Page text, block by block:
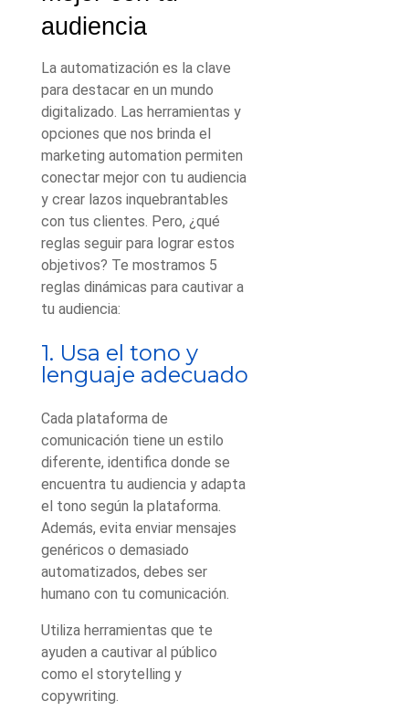
audiencia
La automatización es la clave
para destacar en un mundo
digitalizado. Las herramientas y
opciones que nos brinda el
marketing automation permiten
conectar mejor con tu audiencia
y crear lazos inquebrantables
con tus clientes. Pero, ¿qué
reglas seguir para lograr estos
objetivos? Te mostramos 5
reglas dinámicas para cautivar a
tu audiencia:
1. Usa el tono y
lenguaje adecuado
Cada plataforma de
comunicación tiene un estilo
diferente, identifica donde se
encuentra tu audiencia y adapta
el tono según la plataforma.
Además, evita enviar mensajes
genéricos o demasiado
automatizados, debes ser
humano con tu comunicación.
Utiliza herramientas que te
ayuden a cautivar al público
como el storytelling y
copywriting.